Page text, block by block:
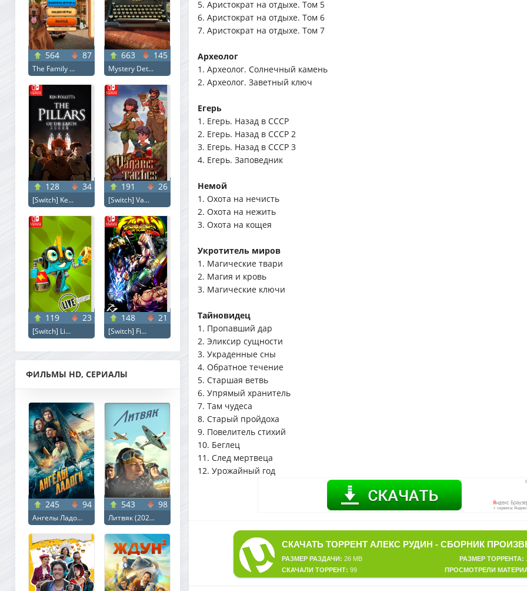
564 87
The Family ...
663 145
Mystery Det...
128 34
[Switch] Ke...
191 26
[Switch] Va...
119 23
[Switch] Li...
148 21
[Switch] Fi...
ФИЛЬМЫ HD, СЕРИАЛЫ
245 94
Ангелы Ладо...
543 98
Литвяк (202...
5. Аристократ на отдыхе. Том 5
6. Аристократ на отдыхе. Том 6
7. Аристократ на отдыхе. Том 7
Археолог
1. Археолог. Солнечный камень
2. Археолог. Заветный ключ
Егерь
1. Егерь. Назад в СССР
2. Егерь. Назад в СССР 2
3. Егерь. Назад в СССР 3
4. Егерь. Заповедник
Немой
1. Охота на нечисть
2. Охота на нежить
3. Охота на кощея
Укротитель миров
1. Магические твари
2. Магия и кровь
3. Магические ключи
Тайновидец
1. Пропавший дар
2. Эликсир сущности
3. Украденные сны
4. Обратное течение
5. Старшая ветвь
6. Упрямый хранитель
7. Там чудеса
8. Старый пройдоха
9. Повелитель стихий
10. Беглец
11. След мертвеца
12. Урожайный год
РАЗМЕР ТОРРЕНТА:
РАЗМЕР РАЗДАЧИ: 26 MB
ПРОСМОТРЕЛИ
СКАЧАЛИ ТОРРЕНТ: 99